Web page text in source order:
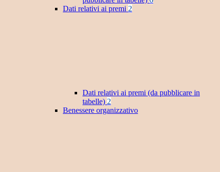
Dati relativi ai premi 2
Dati relativi ai premi (da pubblicare in
tabelle) 2
Benessere organizzativo